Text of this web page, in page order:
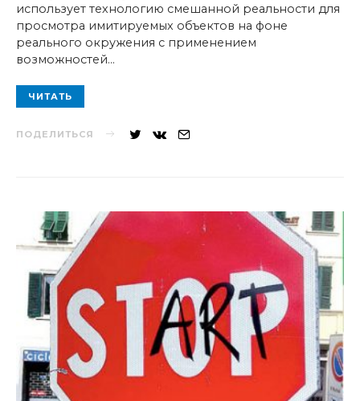
использует технологию смешанной реальности для
просмотра имитируемых объектов на фоне
реального окружения с применением
возможностей…
ЧИТАТЬ
ПОДЕЛИТЬСЯ